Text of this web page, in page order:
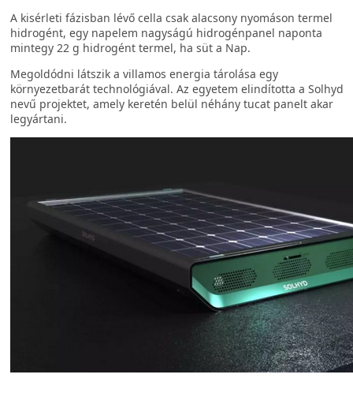
A kisérleti fázisban lévő cella csak alacsony nyomáson termel
hidrogént, egy napelem nagyságú hidrogénpanel naponta
mintegy 22 g hidrogént termel, ha süt a Nap.
Megoldódni látszik a villamos energia tárolása egy
környezetbarát technológiával. Az egyetem elindította a Solhyd
nevű projektet, amely keretén belül néhány tucat panelt akar
legyártani.